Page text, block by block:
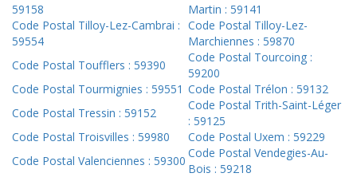
59158
Martin : 59141
Code Postal Tilloy-Lez-Cambrai :
59554
Code Postal Tilloy-Lez-
Marchiennes : 59870
Code Postal Toufflers : 59390
Code Postal Tourcoing :
59200
Code Postal Tourmignies : 59551 Code Postal Trélon : 59132
Code Postal Tressin : 59152
Code Postal Trith-Saint-Léger
: 59125
Code Postal Troisvilles : 59980
Code Postal Uxem : 59229
Code Postal Valenciennes : 59300
Code Postal Vendegies-Au-
Bois : 59218